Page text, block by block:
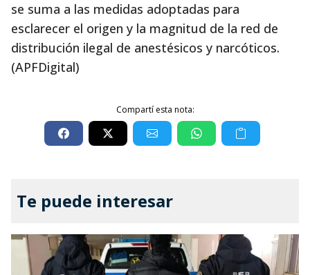
se suma a las medidas adoptadas para
esclarecer el origen y la magnitud de la red de
distribución ilegal de anestésicos y narcóticos.
(APFDigital)
Compartí esta nota:
Te puede interesar